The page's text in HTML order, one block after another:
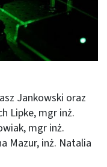
Jankowski oraz
Lipke, mgr inż.
mgr inż.
Mazur, inż. Natalia